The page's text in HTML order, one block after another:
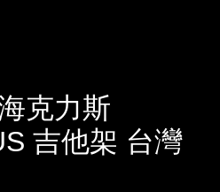
克力斯
吉他架 台灣